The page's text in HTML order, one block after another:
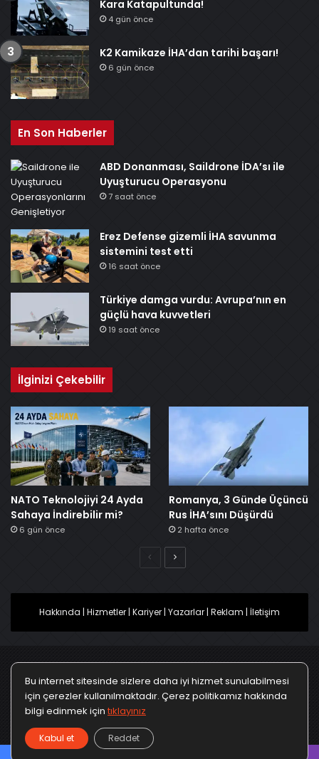
Kara Katapultunda!
4 gün önce
K2 Kamikaze İHA’dan tarihi başarı!
6 gün önce
En Son Haberler
ABD Donanması, Saildrone İDA’sı ile
Uyuşturucu Operasyonu
7 saat önce
Erez Defense gizemli İHA savunma
sistemini test etti
16 saat önce
Türkiye damga vurdu: Avrupa’nın en
güçlü hava kuvvetleri
19 saat önce
İlginizi Çekebilir
NATO Teknolojiyi 24 Ayda
Sahaya İndirebilir mi?
6 gün önce
Romanya, 3 Günde Üçüncü
Rus İHA’sını Düşürdü
2 hafta önce
ÖncekiSonraki
Hakkında | Hizmetler | Kariyer | Yazarlar | Reklam | İletişim
Ana Sayfa Gizlilik Politikası
Çerez Politikası
Kullanım Koşulları
KVKK Politikası
Bu internet sitesinde sizlere daha iyi hizmet sunulabilmesi
için çerezler kullanılmaktadır. Çerez politikamız hakkında
bilgi edinmek için tıklayınız
Kabul et Reddet